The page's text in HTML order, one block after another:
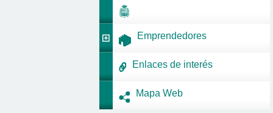
Emprendedores
Enlaces de interés
Mapa Web